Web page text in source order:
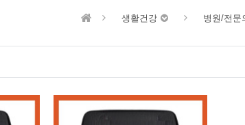
생활건강 병원/전문